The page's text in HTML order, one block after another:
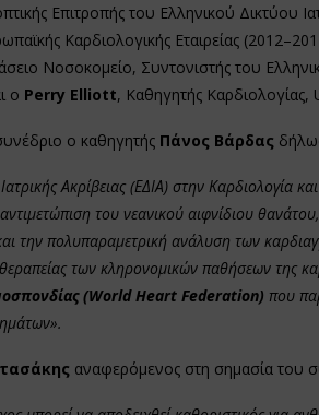
Επιτροπής του Ελληνικού Δικτύου
Καρδιολογικής Εταιρείας
Νοσοκομείο, Συντονιστής του
ο Perry Elliott, Καθηγητής
ο καθηγητής Πάνος Βάρδας
Ακρίβειας (ΕΔΙΑ) στην Καρδιολογία
του νεανικού αιφνίδιου θανάτου,
και την πολυπαραμετρική ανάλυση των
των κληρονομικών παθήσεων της
(WorldHeartFederation) που
αναφερόμενος στη σημασία του